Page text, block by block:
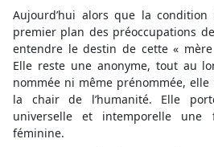
Aujourd’hui alors que la
premier plan des préoccupations
entendre le destin de cette «
Elle reste une anonyme, tout au
nommée ni même prénommée,
la chair de l’humanité. Elle
universelle et intemporelle
féminine.